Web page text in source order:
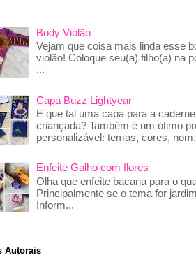
Body Violão
Vejam que coisa mais linda esse
violão! Coloque seu(a) filho(a) na
...
Capa Buzz Lightyear
E que tal uma capa para a
criançada? Também é um ótimo
personalizável: temas, cores,
Enfeite Galho com flores
Olha que enfeite bacana para o
Principalmente se o tema for
Inform...
Autorais